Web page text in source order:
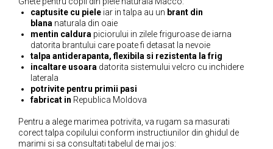
captusite cu piele iar in talpa au un brant din
blana naturala din oaie
mentin caldura piciorului in zilele friguroase de iarna
datorita brantului care poate fi detasat la nevoie
talpa antiderapanta, flexibila si rezistenta la frig
incaltare usoara datorita sistemului velcro cu inchidere
laterala
potrivite pentru primii pasi
fabricat in Republica Moldova
Pentru a alege marimea potrivita, va rugam sa masurati
corect talpa copilului conform instructiunilor din ghidul de
marimi si sa consultati tabelul de mai jos: